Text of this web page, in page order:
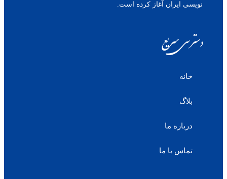
نویسی ایران آغاز کرده است.
دسترسی سریع
خانه
بلاگ
درباره ما
تماس با ما